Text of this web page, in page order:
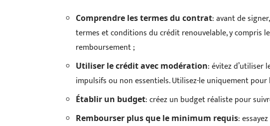
Comprendre les termes du contrat: avant de
termes et conditions du crédit renouvelable, y compris
remboursement ;
Utiliser le crédit avec modération: évitez d’utiliser
impulsifs ou non essentiels. Utilisez-le uniquement
Établir un budget: créez un budget réaliste pour
Rembourser plus que le minimum requis: